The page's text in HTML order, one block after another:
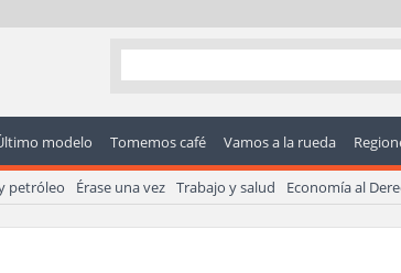
modelo Tomemos café Vamos a la rueda
petróleo Érase una vez Trabajo y salud Economía al